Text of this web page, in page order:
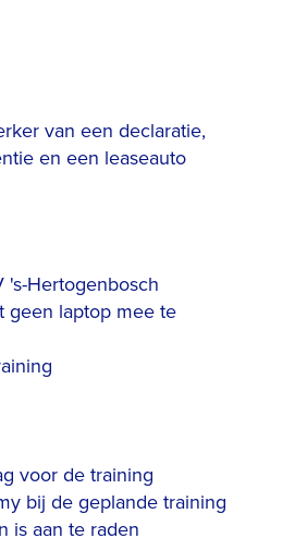
van een declaratie,
en een leaseauto
's-Hertogenbosch
geen laptop mee te
voor de training
bij de geplande training
is aan te raden